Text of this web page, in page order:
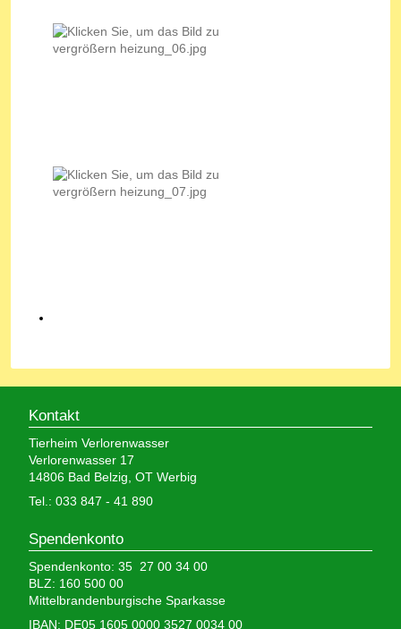
Kontakt
Tierheim Verlorenwasser
Verlorenwasser 17
14806 Bad Belzig, OT Werbig
Tel.: 033 847 - 41 890
Spendenkonto
Spendenkonto: 35 27 00 34 00
BLZ: 160 500 00
Mittelbrandenburgische Sparkasse
IBAN: DE05 1605 0000 3527 0034 00